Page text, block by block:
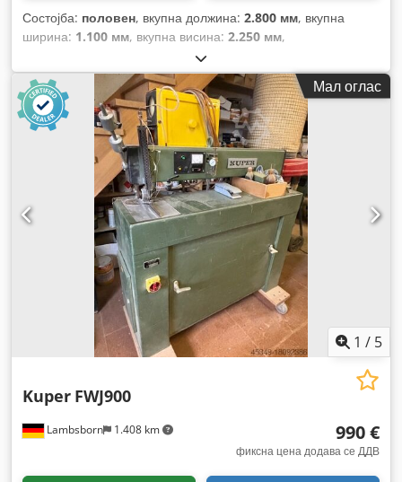
Состојба: половен, вкупна должина: 2.800 мм, вкупна
ширина: 1.100 мм, вкупна висина: 2.250 мм,
Мал оглас
1 / 5
Lambsborn 1.408 km
Kuper FWJ900
990 €
фиксна цена додава се ДДВ